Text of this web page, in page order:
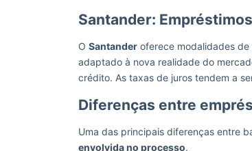
Santander:
O Santander oferece modalidades de
adaptado à nova realidade do
crédito. As taxas de juros tendem a
Diferenças entre
Uma das principais diferenças entre
envolvida no processo.